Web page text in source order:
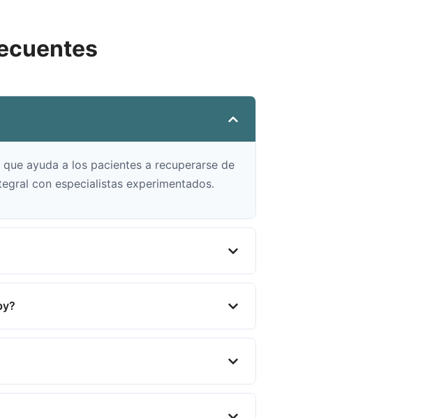
ayuda a los pacientes a recuperarse de
con especialistas experimentados.